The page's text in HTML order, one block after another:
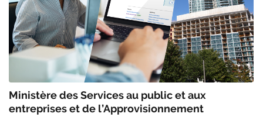
Ministère des Services au public et aux
entreprises et de l’Approvisionnement